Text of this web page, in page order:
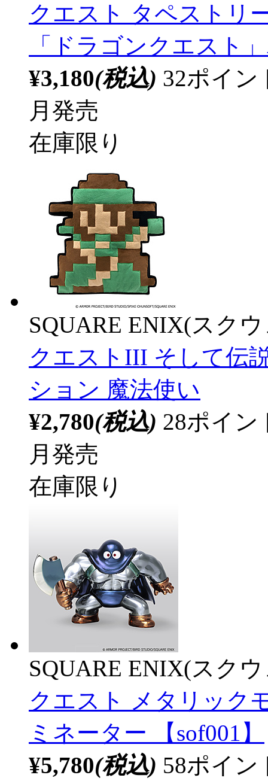
クエスト タペストリ
「ドラゴンクエスト
¥3,180(税込) 32ポイ
月発売
在庫限り
SQUARE ENIX(スク
クエストIII そして伝
ション 魔法使い
¥2,780(税込) 28ポイ
月発売
在庫限り
SQUARE ENIX(スク
クエスト メタリック
ミネーター 【sof001】
¥5,780(税込) 58ポイ